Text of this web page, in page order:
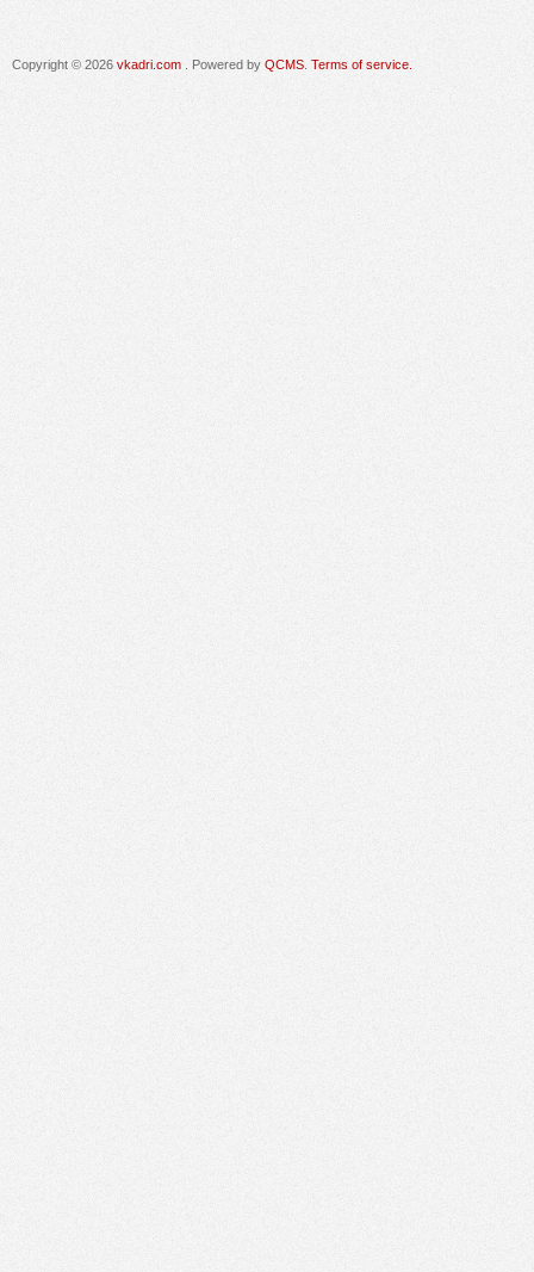
Copyright © 2026 vkadri.com . Powered by QCMS Terms of service.